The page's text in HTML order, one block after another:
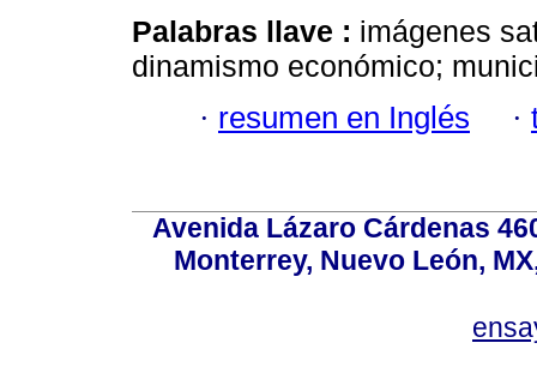
Palabras llave : imágenes
dinamismo económico;
· resumen en Inglés ·
Avenida Lázaro Cárdenas
Monterrey, Nuevo León,